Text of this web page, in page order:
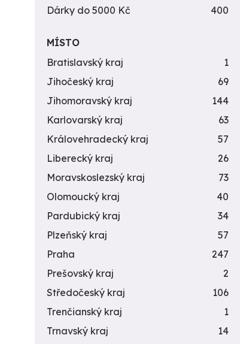
Dárky do 5000 Kč
400
MÍSTO
Bratislavský kraj
1
Jihočeský kraj
69
Jihomoravský kraj
144
Karlovarský kraj
63
Královehradecký kraj
57
Liberecký kraj
26
Moravskoslezský kraj
73
Olomoucký kraj
40
Pardubický kraj
34
Plzeňský kraj
57
Praha
247
Prešovský kraj
2
Středočeský kraj
106
Trenčianský kraj
1
Trnavský kraj
14